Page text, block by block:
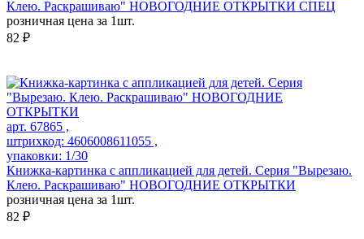
Клею. Раскрашиваю" НОВОГОДНИЕ ОТКРЫТКИ СПЕЦ
розничная цена за 1шт.
82 ₽
арт. 67865 ,
штрихкод: 4606008611055 ,
упаковки: 1/30
Книжка-картинка с аппликацией для детей. Серия "Вырезаю.
Клею. Раскрашиваю" НОВОГОДНИЕ ОТКРЫТКИ
розничная цена за 1шт.
82 ₽